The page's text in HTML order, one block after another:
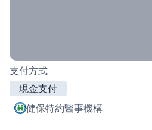
支付方式
現金支付
健保特約醫事機構